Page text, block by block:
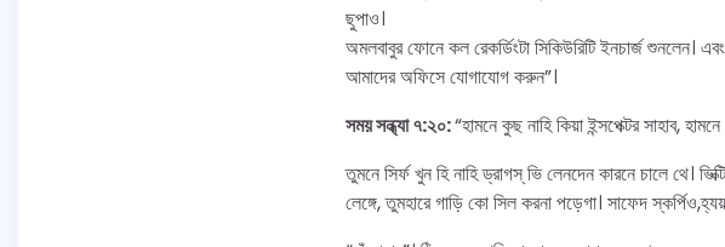
ছুপাও।
অমলবাবুর ফোনে কল রেকর্ডিংটা সিকিউরিটি ইনচার্জ শুনলেন।
আমাদের অফিসে যোগাযোগ করুন”।
সময় সন্ধ্যা ৭:২০:“হামনে কুছ নাহি কিয়া ইন্সপেক্টর সাহাব,
তুমনে সির্ফ খুন হি নাহি ড্রাগস্ ভি লেনদেন কারনে চালে থে।
লেঙ্গে, তুমহারে গাড়ি কো সিল করনা পড়েগা। সাফেদ